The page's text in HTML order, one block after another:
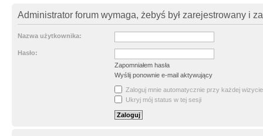
Administrator forum wymaga, żebyś był zarejestrowany i
Nazwa użytkownika:
Hasło:
Zapomniałem hasła
Wyślij ponownie e-mail aktywujący
Zaloguj mnie automatycznie przy każdej wizycie
Ukryj mój status w tej sesji